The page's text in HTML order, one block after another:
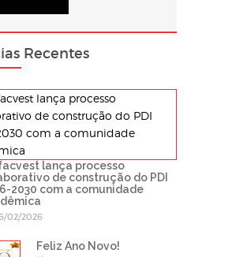
Recentes
lança processo
de construção do PDI
2030 com a comunidade
02/2026
Feliz Ano Novo!